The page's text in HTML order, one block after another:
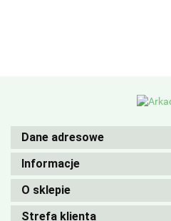
Dane adresowe
Informacje
O sklepie
Strefa klienta